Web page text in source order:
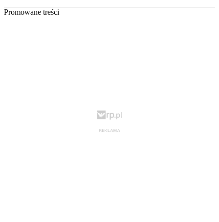
Promowane treści